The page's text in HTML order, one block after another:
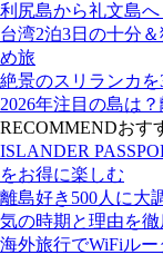
利尻島から礼文島
台湾2泊3日の十分
め旅
絶景のスリランカ
2026年注目の島は
RECOMMENDおす
ISLANDER
をお得に楽しむ
離島好き500人に大
気の時期と理由を
海外旅行でWiFiル